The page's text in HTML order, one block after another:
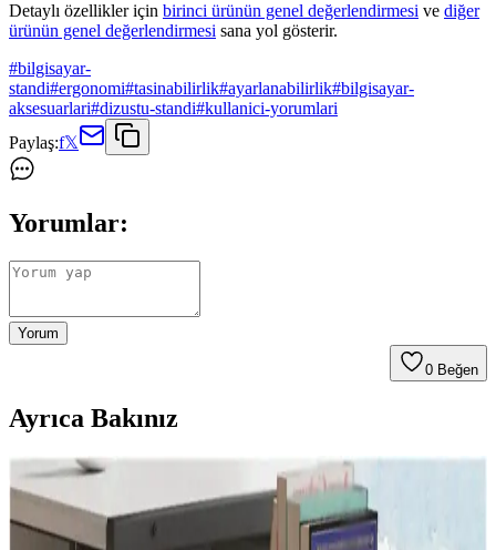
Detaylı özellikler için birinci ürünün genel değerlendirmesi ve diğer
ürünün genel değerlendirmesi sana yol gösterir.
#bilgisayar-
standi#ergonomi#tasinabilirlik#ayarlanabilirlik#bilgisayar-
aksesuarlari#dizustu-standi#kullanici-yorumlari
Paylaş:f𝕏
Yorumlar:
Yorum
0 Beğen
Ayrıca Bakınız
Dizüstü Bilgisayar ve Tablet Standları
Karşılaştırması: Malzeme, Ayar ve Kullanım
Özellikleri